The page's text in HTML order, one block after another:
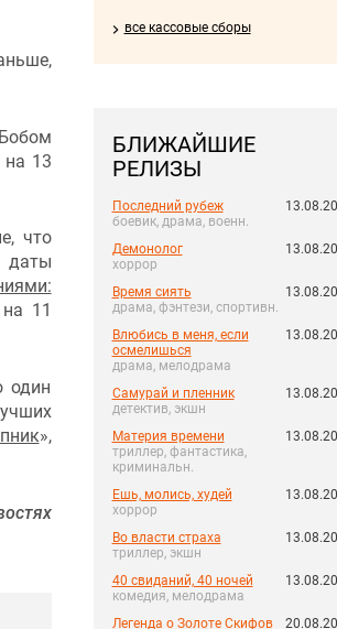
все кассовые сборы
БЛИЖАЙШИЕ
РЕЛИЗЫ
Последний рубеж
боевик, драма, военн.
Демонолог
хоррор
Время сиять
драма, фэнтези, спортивн.
Влюбись в меня, если
осмелишься
драма, мелодрама
Самурай и пленник
детектив, экшн
Материя времени
триллер, фантастика,
криминальн.
Ешь, молись, худей
хоррор
Во власти страха
триллер, экшн
40 свиданий, 40 ночей
комедия, мелодрама
Легенда о Золоте Скифов
на 13
что
даты
11
один
»,